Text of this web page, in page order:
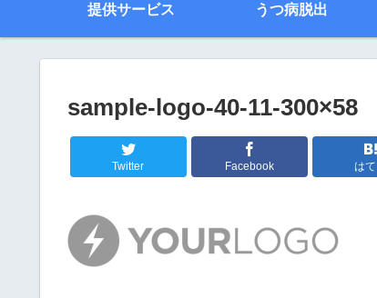
提供サービス うつ病脱出
sample-logo-40-11-300×58
Twitter Facebook は